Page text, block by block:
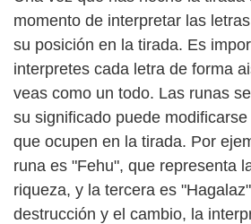
momento de interpretar las
su posición en la tirada. Es
interpretes cada letra de forma
veas como un todo. Las runas
su significado puede
que ocupen en la tirada. Por
runa es "Fehu", que representa
riqueza, y la tercera es
destrucción y el cambio, la